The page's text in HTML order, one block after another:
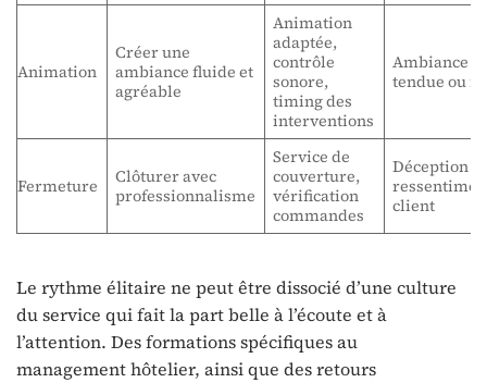
Animation
Créer une
ambiance fluide et
agréable
Animation
adaptée,
contrôle
sonore,
timing des
interventions
Ambiance
tendue ou
Fermeture
Clôturer avec
professionnalisme
Service de
couverture,
vérification
commandes
Déception
client
Le rythme élitaire ne peut être dissocié d’une culture
du service qui fait la part belle à l’écoute et à
l’attention. Des formations spécifiques au
management hôtelier, ainsi que des retours